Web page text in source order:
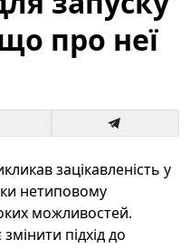
про неї
зацікавленість у
нетиповому
можливостей.
підхід до